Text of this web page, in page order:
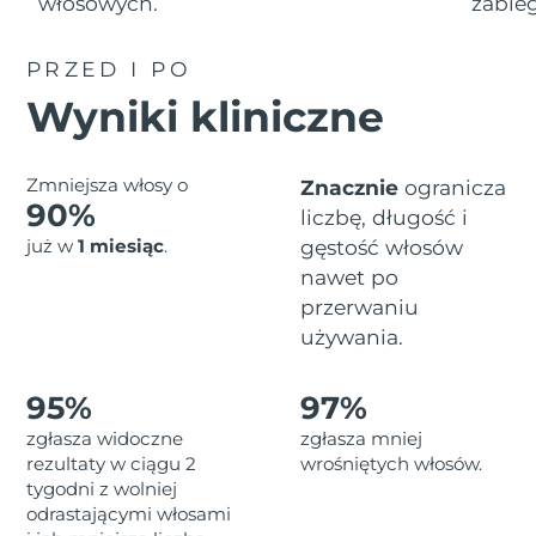
PRZED I PO
Wyniki kliniczne
Zmniejsza włosy o
90%
już w 1 miesiąc.
Znacznie ogranicza
liczbę, długość i
gęstość włosów
nawet po
przerwaniu
używania.
95%
zgłasza widoczne
rezultaty w ciągu 2
tygodni z wolniej
odrastającymi włosami
97%
zgłasza mniej
wrośniętych włosów.
All revitalizing eye massagers
Serum
issa™ Teeth Whitening Gel
Kosmetyki
Kupuj
Gibraltar
8/16/26
Grecja
SRA Hongkong
Węgry
Oczekiwany czas dostawy
8/12/26
Oczekiwany czas dostawy
Irlandia
Oczekiwany czas dostawy
8/12/26
Wyspa Man